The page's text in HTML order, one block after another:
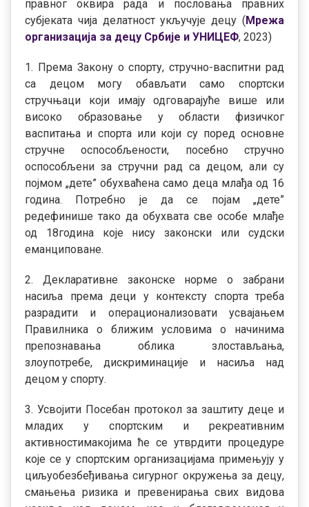
правног оквира рада и пословања правних
субјеката чија делатност укључује децу (Мрежа
организација за децу Србије и УНИЦЕФ, 2023)
1. Према Закону о спорту, стручно-васпитни рад
са децом могу обављати само спортски
стручњаци који имају одговарајуће више или
високо образовање у области физичког
васпитања и спорта или који су поред основне
стручне оспособљености, посебно стручно
оспособљени за стручни рад са децом, али су
појмом „дете” обухваћена само деца млађа од 16
година. Потребно је да се појам „дете”
редефинише тако да обухвата све особе млађе
од 18година које нису законски или судски
еманциповане.
2. Декларативне законске норме о забрани
насиља према деци у контексту спорта треба
разрадити и операционализовати усвајањем
Правилника о ближим условима о начинима
препознавања облика злостављања,
злоупотребе, дискриминације и насиља над
децом у спорту.
3. Усвојити Посебан протокол за заштиту деце и
младих у спортским и рекреативним
активностимакојима ће се утврдити процедуре
које се у спортским организацијама примењују у
циљуобезбеђивања сигурног окружења за децу,
смањења ризика и превенирања свих видова